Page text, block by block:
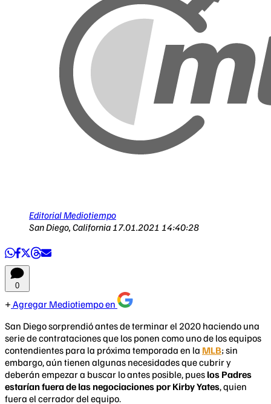
Editorial Mediotiempo
San Diego, California 17.01.2021 14:40:28
0
Agregar Mediotiempo en
San Diego sorprendió antes de terminar el 2020 haciendo una
serie de contrataciones que los ponen como uno de los equipos
contendientes para la próxima temporada en la MLB; sin
embargo, aún tienen algunas necesidades que cubrir y
deberán empezar a buscar lo antes posible, pues los Padres
estarían fuera de las negociaciones por Kirby Yates, quien
fuera el cerrador del equipo.